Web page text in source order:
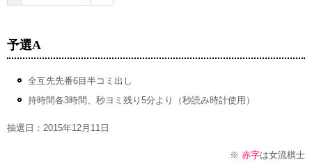
予選A
全互先先番6目半コミ出し
持時間各3時間、秒ヨミ残り5分より（秒読み時計使用）
抽選日：2015年12月11日
※ 赤字は女流棋士